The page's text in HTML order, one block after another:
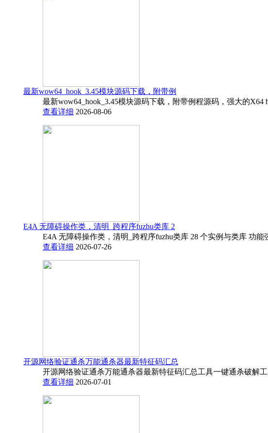
最新wow64_hook_3.45模块源码下载，附带例
最新wow64_hook_3.45模块源码下载，附带例程源码，强大的X64
查看详细 2026-08-06
E4A 无障碍操作类，清明_跨程序fuzhu类库 2
E4A 无障碍操作类，清明_跨程序fuzhu类库 28 个实例与类库 功能
查看详细 2026-07-26
开源网络验证通杀万能通杀器最新特征码汇总
开源网络验证通杀万能通杀器最新特征码汇总工具一键通杀破解
查看详细 2026-07-01